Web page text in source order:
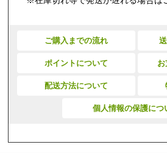
ご購入までの流れ
ポイントについて
配送方法について
個人情報の保護につ